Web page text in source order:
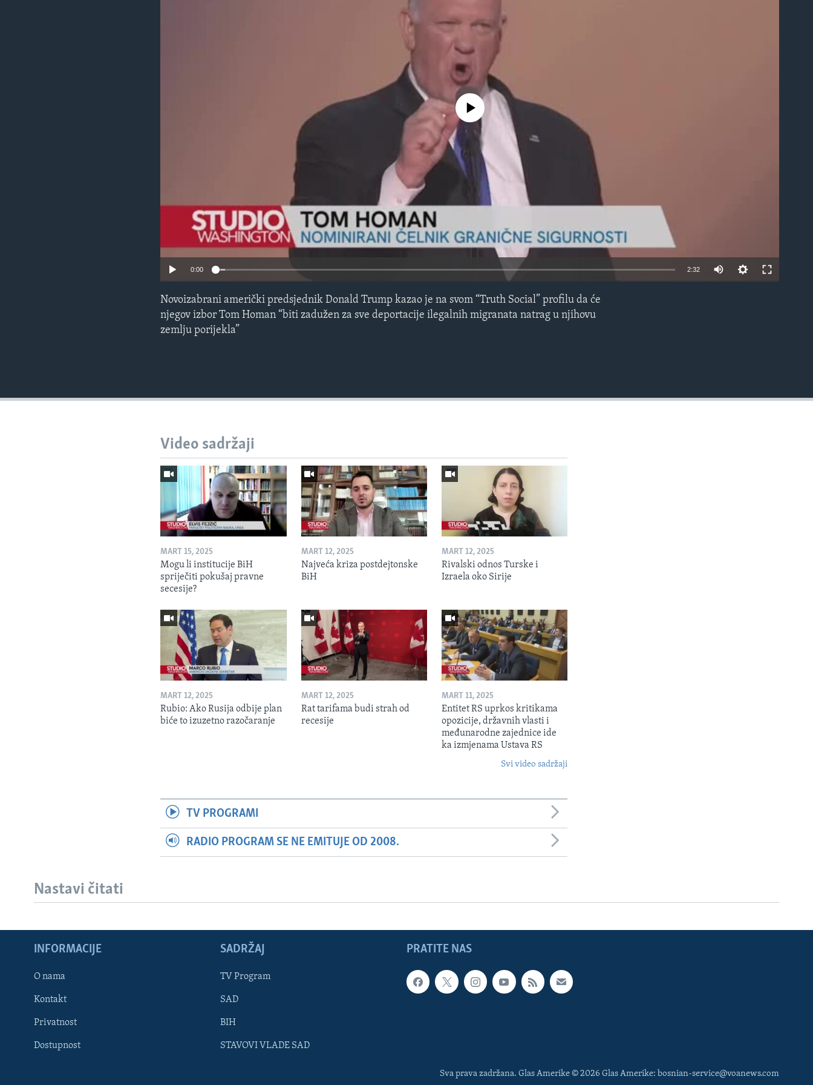
Learning English
No media source currently available
0:00 2:32
Novoizabrani američki predsjednik Donald Trump kazao je na svom “Truth Social” profilu da će
njegov izbor Tom Homan “biti zadužen za sve deportacije ilegalnih migranata natrag u njihovu
zemlju porijekla”
Video sadržaji
MART 15, 2025
Mogu li institucije BiH
spriječiti pokušaj pravne
secesije?
MART 12, 2025
Najveća kriza postdejtonske
BiH
MART 12, 2025
Rivalski odnos Turske i
Izraela oko Sirije
MART 12, 2025
Rubio: Ako Rusija odbije plan
biće to izuzetno razočaranje
MART 12, 2025
Rat tarifama budi strah od
recesije
MART 11, 2025
Entitet RS uprkos kritikama
opozicije, državnih vlasti i
međunarodne zajednice ide
ka izmjenama Ustava RS
Svi video sadržaji
TV PROGRAMI
RADIO PROGRAM SE NE EMITUJE OD 2008.
Nastavi čitati
PRATITE NAS
INFORMACIJE
O nama
Kontakt
Privatnost
Dostupnost
SADRŽAJ
TV Program
SAD
BIH
STAVOVI VLADE SAD
Sva prava zadržana. Glas Amerike © 2026 Glas Amerike: bosnian-service@voanews.com